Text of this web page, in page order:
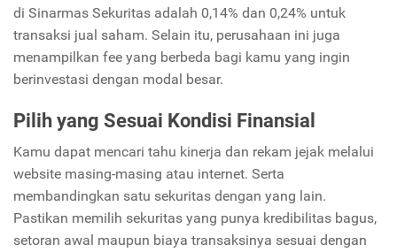
di Sinarmas Sekuritas adalah 0,14% dan 0,24% untuk
transaksi jual saham. Selain itu, perusahaan ini juga
menampilkan fee yang berbeda bagi kamu yang ingin
berinvestasi dengan modal besar.
Pilih yang Sesuai Kondisi Finansial
Kamu dapat mencari tahu kinerja dan rekam jejak melalui
website masing-masing atau internet. Serta
membandingkan satu sekuritas dengan yang lain.
Pastikan memilih sekuritas yang punya kredibilitas bagus,
setoran awal maupun biaya transaksinya sesuai dengan